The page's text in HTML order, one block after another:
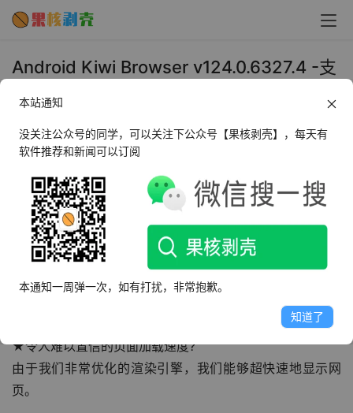
Android Kiwi Browser v124.0.6327.4 -支
2024年4月26日 上午9:43 浏览器
Kiwi基于Chromium和WebKit，它是世界上最受欢迎的浏
览器的引擎，因此您不会失去您的习惯。来自新西南用户开
发。
★令人难以置信的页面加载速度?
由于我们非常优化的渲染引擎，我们能够超快速地显示网
页。
本站通知
没关注公众号的同学，可以关注下公众号【果核剥壳】，每天有
软件推荐和新闻可以订阅
本通知一周弹一次，如有打扰，非常抱歉。
知道了